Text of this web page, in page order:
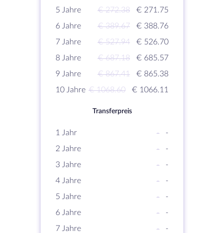
5 Jahre
€ 272.38
€ 271.75
6 Jahre
€ 389.67
€ 388.76
7 Jahre
€ 527.94
€ 526.70
8 Jahre
€ 687.18
€ 685.57
9 Jahre
€ 867.41
€ 865.38
10 Jahre € 1068.60 € 1066.11
Transferpreis
1 Jahr -
-
2 Jahre
-
-
3 Jahre
-
-
4 Jahre
-
-
5 Jahre
-
-
6 Jahre
-
-
7 Jahre
-
-